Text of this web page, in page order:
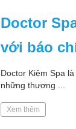
Doctor
với báo
Doctor Kiệm Spa
những thương ...
Xem thêm